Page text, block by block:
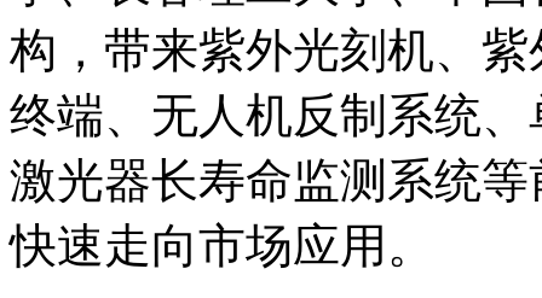
构，带来紫外光刻机、
终端、无人机反制系统
激光器长寿命监测系统
快速走向市场应用。